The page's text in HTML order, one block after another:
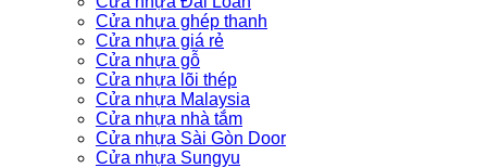
Cửa nhựa ghép thanh
Cửa nhựa giá rẻ
Cửa nhựa gỗ
Cửa nhựa lõi thép
Cửa nhựa Malaysia
Cửa nhựa nhà tắm
Cửa nhựa Sài Gòn Door
Cửa nhựa Sungyu